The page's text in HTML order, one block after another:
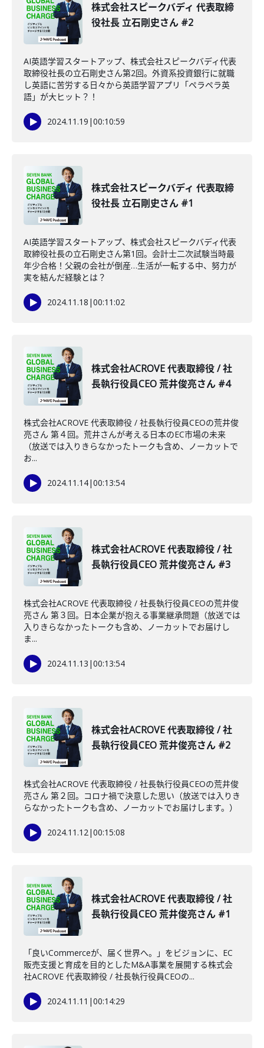
株式会社スピークバディ 代表取締
役社長 立石剛史さん #2
AI英語学習スタートアップ、株式会社スピークバディ代表
取締役社長の立石剛史さん第2回。外資系投資銀行に就職
し英語に苦労する日々から英語学習アプリ「ペラペラ英
語」が大ヒット？！
2024.11.19 |00:10:59
株式会社スピークバディ 代表取締
役社長 立石剛史さん #1
AI英語学習スタートアップ、株式会社スピークバディ代表
取締役社長の立石剛史さん第1回。会計士二次試験当時最
年少合格！父親の会社が倒産…生活が一転する中、努力が
実を結んだ経験とは？
2024.11.18 |00:11:02
株式会社ACROVE 代表取締役 / 社
長執行役員CEO 荒井俊亮さん #4
株式会社ACROVE 代表取締役 / 社長執行役員CEOの荒井俊
亮さん 第４回。荒井さんが考える日本のEC市場の未来
（放送では入りきらなかったトークも含め、ノーカットで
お...
2024.11.14|00:13:54
株式会社ACROVE 代表取締役 / 社
長執行役員CEO 荒井俊亮さん #3
株式会社ACROVE 代表取締役 / 社長執行役員CEOの荒井俊
亮さん 第３回。日本企業が抱える事業継承問題（放送では
入りきらなかったトークも含め、ノーカットでお届けし
ま...
2024.11.13 |00:13:54
株式会社ACROVE 代表取締役 / 社
長執行役員CEO 荒井俊亮さん #2
株式会社ACROVE 代表取締役 / 社長執行役員CEOの荒井俊
亮さん 第２回。コロナ禍で決意した思い（放送では入りき
らなかったトークも含め、ノーカットでお届けします。）
2024.11.12|00:15:08
株式会社ACROVE 代表取締役 / 社
長執行役員CEO 荒井俊亮さん #1
「良いCommerceが、届く世界へ。」をビジョンに、EC
販売支援と育成を目的としたM&A事業を展開する株式会
社ACROVE 代表取締役 / 社長執行役員CEOの...
2024.11.11 |00:14:29